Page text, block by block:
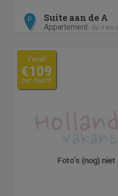
P Suite aan de A
Appartement Op 9 km
Vanaf
€109
per nacht